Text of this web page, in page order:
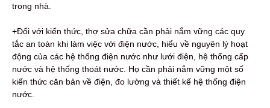
trong nhà.
+Đối với kiến thức, thợ sửa chữa cần phải nắm vững các quy
tắc an toàn khi làm việc với điện nước, hiểu về nguyên lý hoạt
động của các hệ thống điện nước như lưới điện, hệ thống cấp
nước và hệ thống thoát nước. Họ cần phải nắm vững một số
kiến thức căn bản về điện, đo lường và thiết kế hệ thống điện
nước.